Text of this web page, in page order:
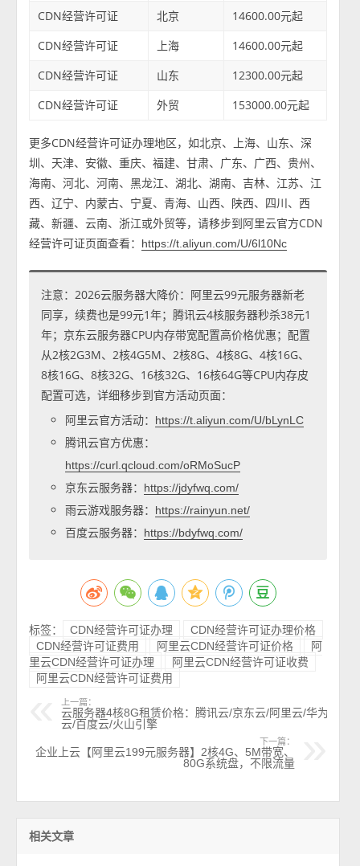
CDN经营许可证 北京
14600.00元起
CDN经营许可证
上海
14600.00元起
CDN经营许可证
山东
12300.00元起
CDN经营许可证
外贸 153000.00元起
更多CDN经营许可证办理地区，如北京、上海、山东、深
圳、天津、安徽、重庆、福建、甘肃、广东、广西、贵州、
海南、河北、河南、黑龙江、湖北、湖南、吉林、江苏、江
西、辽宁、内蒙古、宁夏、青海、山西、陕西、四川、西
藏、新疆、云南、浙江或外贸等，请移步到阿里云官方CDN
经营许可证页面查看：
https://t.aliyun.com/U/6l10Nc
注意：2026云服务器大降价：阿里云99元服务器新老
同享，续费也是99元1年；腾讯云4核服务器秒杀38元1
年；京东云服务器CPU内存带宽配置高价格优惠；配置
从2核2G3M、2核4G5M、2核8G、4核8G、4核16G、
8核16G、8核32G、16核32G、16核64G等CPU内存皮
配置可选，详细移步到官方活动页面：
阿里云官方活动：
https://t.aliyun.com/U/bLynLC
腾讯云官方优惠：
https://curl.qcloud.com/oRMoSucP
京东云服务器： https://jdyfwq.com/
雨云游戏服务器： https://rainyun.net/
百度云服务器： https://bdyfwq.com/
标签： CDN经营许可证办理
CDN经营许可证办理价格
CDN经营许可证费用
阿里云CDN经营许可证价格
阿
里云CDN经营许可证办理
阿里云CDN经营许可证收费
阿里云CDN经营许可证费用
上一篇：
云服务器4核8G租赁价格：腾讯云/京东云/阿里云/华为
云/百度云/火山引擎
下一篇：
企业上云【阿里云199元服务器】2核4G、5M带宽、
80G系统盘，不限流量
相关文章